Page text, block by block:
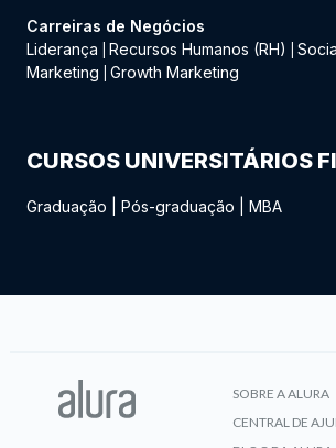
Carreiras de Negócios
Liderança
Recursos Humanos (RH)
Marketing
Growth Marketing
CURSOS UNIVERSITÁRIOS
Graduação Pós-graduação MBA
SOBRE A ALURA
CENTRAL DE